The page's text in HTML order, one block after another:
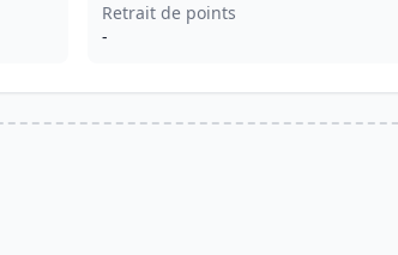
Retrait de points
-